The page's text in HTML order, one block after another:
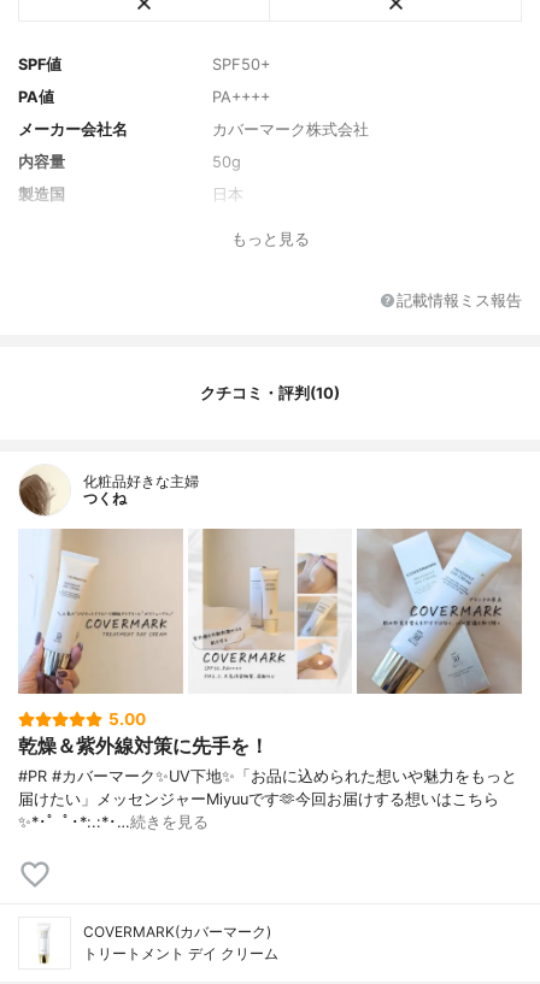
SPF値
SPF50+
PA値
PA++++
メーカー会社名
カバーマーク株式会社
内容量
50g
製造国
日本
フレッシュフローラルグリーンの香り
水、メトキシケイヒ酸エチルヘキシル、B
ール酸ジ(イソステアリル/フィトステリ
ル)、ジメチコン、スクワラン、グリセリ
クララ根エキス、加水分解コラーゲン、紅
茶エキス、アロエベラ葉エキス、オタネニ
ンジン根エキス、クスノハガシワ樹皮エキ
ス、シイタケエキス、ソウハクヒエキス、
トウキ根エキス、ナス果実エキス、ハトム
ギ種子エキス、ヒアルロン酸Na、ベタイ
ン、メリアアザジラクタ葉エキス、レイシ
リロイルジメチルタウリンアンモニウム/V
P)コポリマー、(エイコサン二酸/テトラデカ
ン二酸)ポリグリセリル-10、水添ポリイソ
ル酸(フィトステリル/イソステアリル/セチ
ル/ステアリル/ベヘニル)、デキストリン、
もっと見る
記載情報ミス報告
クチコミ・評判(10)
化粧品好きな主婦
つくね
5.00
乾燥＆紫外線対策に先手を！
#PR #カバーマーク✨UV下地✨「お品に込められた想いや魅力をもっと
届けたい」メッセンジャーMiyuuです🫶今回お届けする想いはこちら
✨*･゜ﾟ･*:.:*･…続きを見る
COVERMARK(カバーマーク)
トリートメント デイ クリーム